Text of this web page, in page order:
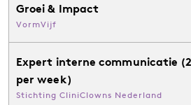
Groei & Impact
VormVijf
Expert interne communicatie
per week)
Stichting CliniClowns Nederland